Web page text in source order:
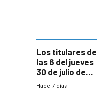
Los titulares de
las 6 del jueves
30 de julio de
2026
Hace 7 días